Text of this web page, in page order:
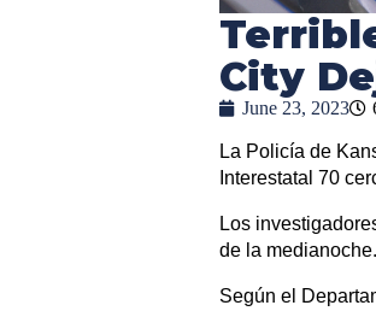
City
June 23, 2023
La Policía de
Interestatal 70
Los
de la medianoche.
Según el